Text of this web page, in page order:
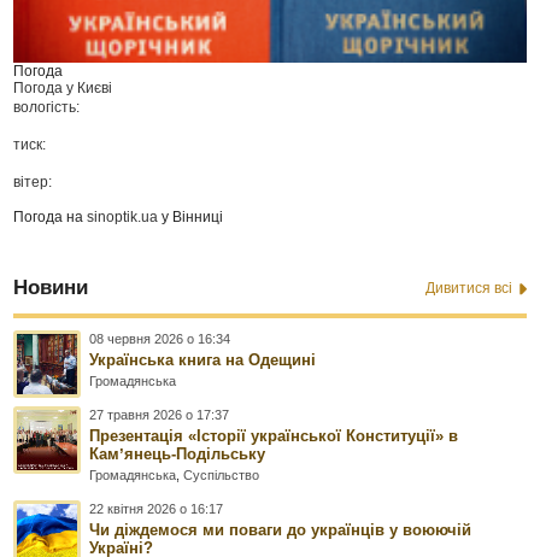
Погода
Погода у Києві
вологість:
тиск:
вітер:
Погода наsinoptik.ua у Вінниці
Новини Дивитися всі
08 червня 2026 о 16:34
Українська книга на Одещині
Громадянська
27 травня 2026 о 17:37
Презентація «Історії української Конституції» в
Камʼянець-Подільську
Громадянська ,Суспільство
22 квітня 2026 о 16:17
Чи діждемося ми поваги до українців у воюючій
Україні?